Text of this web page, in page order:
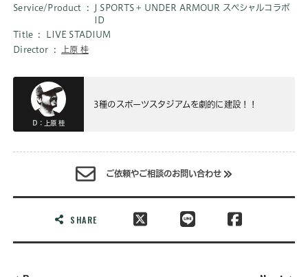
Service/Product
J SPORTS + UNDER ARMOUR スペシャルコラボ
ID
Title
LIVE STADIUM
Director
上原 桂
D：上原 桂
3種のスポーツスタジアムを劇的に建設！！
ご依頼やご相談のお問い合わせ
SHARE